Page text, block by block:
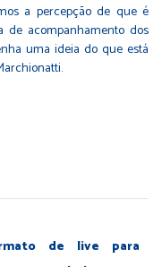
a percepção de que é
acompanhamento dos
uma ideia do que está
de live para